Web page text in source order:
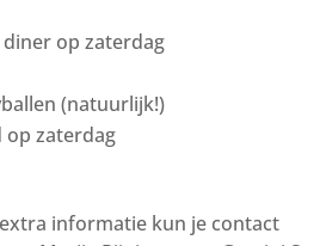
op zaterdag
(natuurlijk!)
op zaterdag
informatie kun je contact